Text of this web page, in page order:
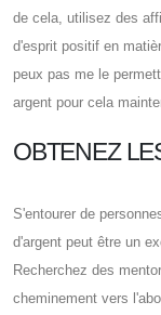
de cela, utilisez des
d'esprit positif en
peux pas me le
argent pour cela
OBTENEZ
S'entourer de
d'argent peut être un
Recherchez des
cheminement vers